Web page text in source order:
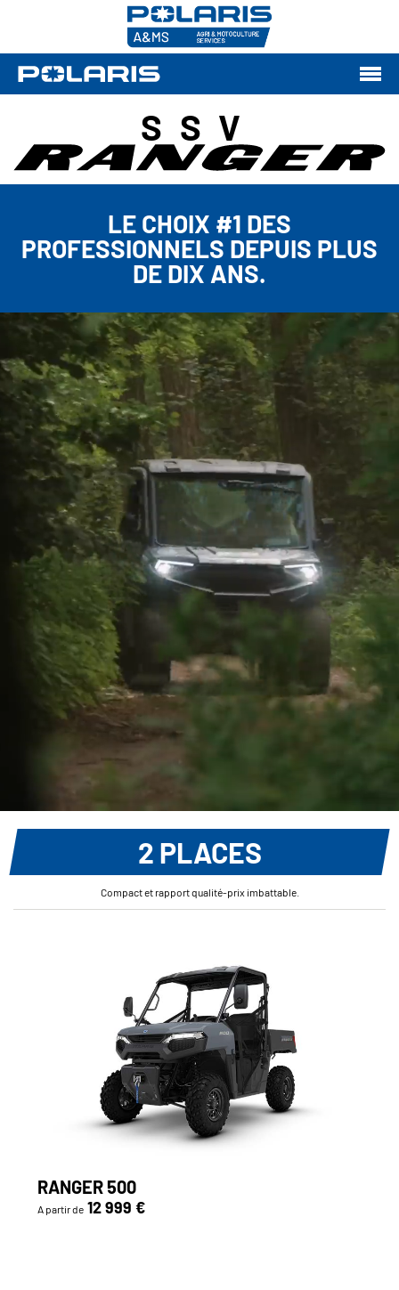
SSV
LE CHOIX #1 DES
PROFESSIONNELS DEPUIS PLUS
DE DIX ANS.
2 PLACES
Compact et rapport qualité-prix imbattable.
RANGER 500
A partir de 12 999 €